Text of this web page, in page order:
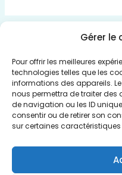
Gérer le
Pour offrir les meilleures
technologies telles que les
informations des appareils.
nous permettra de traiter des
de navigation ou les ID
consentir ou de retirer son
sur certaines
Insert
Qui